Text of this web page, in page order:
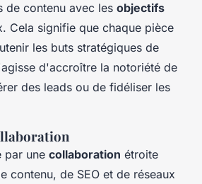
de contenu avec les objectifs
Cela signifie que chaque pièce
les buts stratégiques de
d'accroître la notoriété de
des leads ou de fidéliser les
par une collaboration étroite
contenu, de SEO et de réseaux